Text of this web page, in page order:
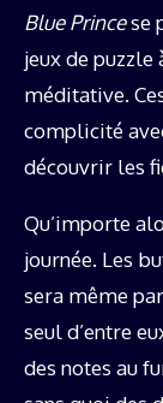
Blue Princese
jeux de puzzle
méditative.
complicité
découvrir les
Qu’importe
journée. Les
sera même
seul d’entre
des notes au